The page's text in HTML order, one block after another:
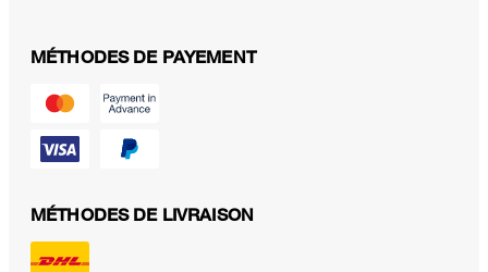
MÉTHODES DE PAYEMENT
MÉTHODES DE LIVRAISON